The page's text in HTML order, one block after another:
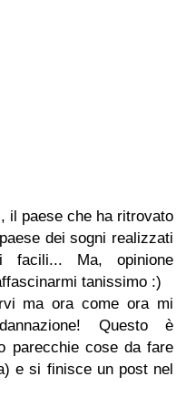
il paese che ha ritrovato
dei sogni realizzati
facili... Ma, opinione
tanissimo :)
ma ora come ora mi
Questo è
parecchie cose da fare
e si finisce un post nel